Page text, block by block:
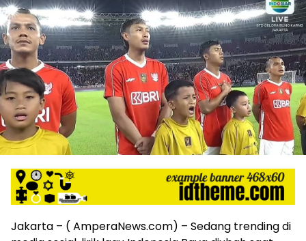
dinamis,
memiliki
kisaran
harga
iklan
yang
relatif
lebih
murah
dari
Koran
maupun
media
siber
desain
Jakarta – ( AmperaNews.com) – Sedang trending di